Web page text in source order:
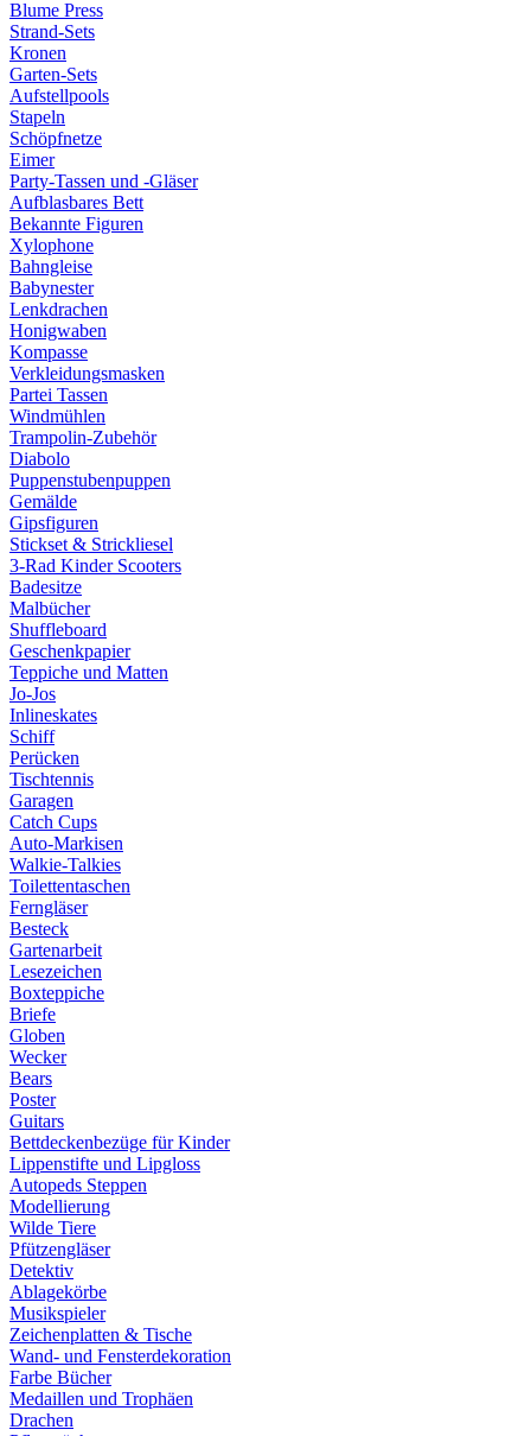
Blume Press
Strand-Sets
Kronen
Garten-Sets
Aufstellpools
Stapeln
Schöpfnetze
Eimer
Party-Tassen und -Gläser
Aufblasbares Bett
Bekannte Figuren
Xylophone
Bahngleise
Babynester
Lenkdrachen
Honigwaben
Kompasse
Verkleidungsmasken
Partei Tassen
Windmühlen
Trampolin-Zubehör
Diabolo
Puppenstubenpuppen
Gemälde
Gipsfiguren
Stickset & Strickliesel
3-Rad Kinder Scooters
Badesitze
Malbücher
Shuffleboard
Geschenkpapier
Teppiche und Matten
Jo-Jos
Inlineskates
Schiff
Perücken
Tischtennis
Garagen
Catch Cups
Auto-Markisen
Walkie-Talkies
Toilettentaschen
Ferngläser
Besteck
Gartenarbeit
Lesezeichen
Boxteppiche
Briefe
Globen
Wecker
Bears
Poster
Guitars
Bettdeckenbezüge für Kinder
Lippenstifte und Lipgloss
Autopeds Steppen
Modellierung
Wilde Tiere
Pfützengläser
Detektiv
Ablagekörbe
Musikspieler
Zeichenplatten & Tische
Wand- und Fensterdekoration
Farbe Bücher
Medaillen und Trophäen
Drachen